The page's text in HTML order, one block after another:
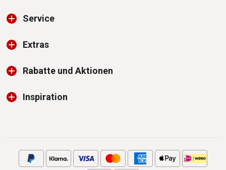
Service
Extras
Rabatte und Aktionen
Inspiration